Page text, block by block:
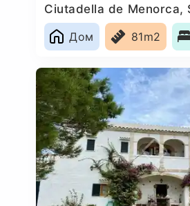
Ciutadella de Menorca,
Дом
81m2